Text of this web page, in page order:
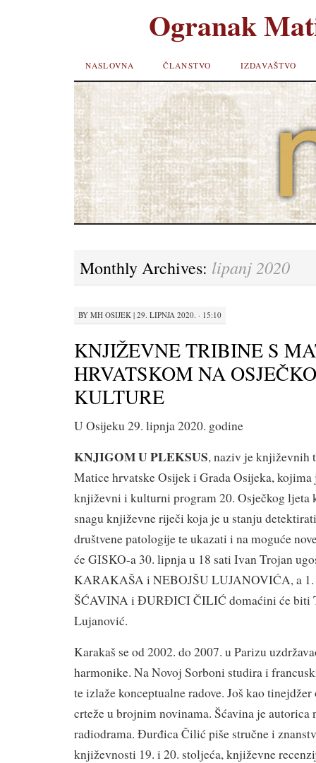
Ogranak
SKIP TO
CONTENT
NASLOVNA ČLANSTVO IZDAVAŠTVO
Monthly Archives: lipanj 2020
BY MH OSIJEK | 29. LIPNJA 2020. · 15:10
KNJIŽEVNE TRIBINE S
HRVATSKOM NA
KULTURE
U Osijeku 29. lipnja 2020. godine
KNJIGOM U PLEKSUS, naziv je književnih
Matice hrvatske Osijek i Grada Osijeka,
književni i kulturni program 20. Osječkog ljeta
snagu književne riječi koja je u stanju
društvene patologije te ukazati i na moguće
će GISKO-a 30. lipnja u 18 sati Ivan Trojan
KARAKAŠA i NEBOJŠU LUJANOVIĆA, a
ŠĆAVINA i ĐURĐICI ČILIĆ domaćini će biti
Lujanović.
Karakaš se od 2002. do 2007. u Parizu
harmonike. Na Novoj Sorboni studira i
te izlaže konceptualne radove. Još kao
crteže u brojnim novinama. Šćavina je autorica
radiodrama. Đurđica Čilić piše stručne i
književnosti 19. i 20. stoljeća, književne